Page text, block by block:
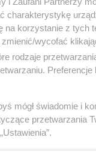
"Strefa
charakterystykę
korzystanie z tych
wycofać
rodzaje
Preferencje
mógł świadomie i
przetwarzania